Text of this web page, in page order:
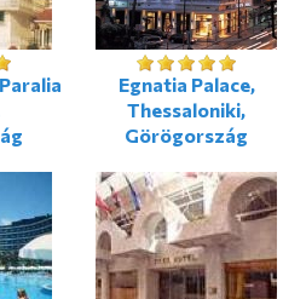
Egnatia Palace,
Thessaloniki,
Görögország